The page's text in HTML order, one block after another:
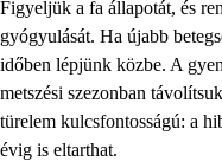
Figyeljük a fa állapotát, és
gyógyulását. Ha újabb
időben lépjünk közbe. A
metszési szezonban
türelem kulcsfontosságú: a
évig is eltarthat.